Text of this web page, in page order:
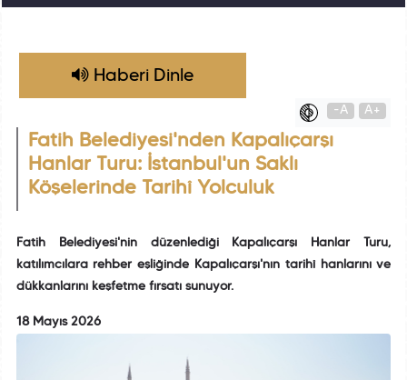
Haberi Dinle
-A A+
Fatih Belediyesi'nden Kapalıçarşı
Hanlar Turu: İstanbul'un Saklı
Köşelerinde Tarihî Yolculuk
Fatih Belediyesi'nin düzenlediği Kapalıçarşı Hanlar Turu,
katılımcılara rehber eşliğinde Kapalıçarşı'nın tarihî hanlarını ve
dükkanlarını keşfetme fırsatı sunuyor.
18 Mayıs 2026